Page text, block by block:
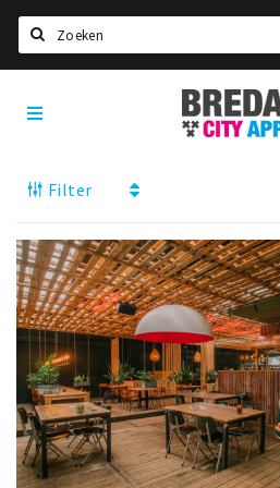
Home
Deals
Nieuws, interviews & blogs
Eten
Drinken
Slapen
Recreatief
Winkels
Breda
City
App
Filter